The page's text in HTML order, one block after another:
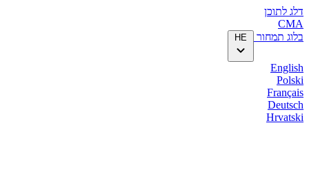
דלג לתוכן
CMA
בלוג תמחור HE
English
Polski
Français
Deutsch
Hrvatski